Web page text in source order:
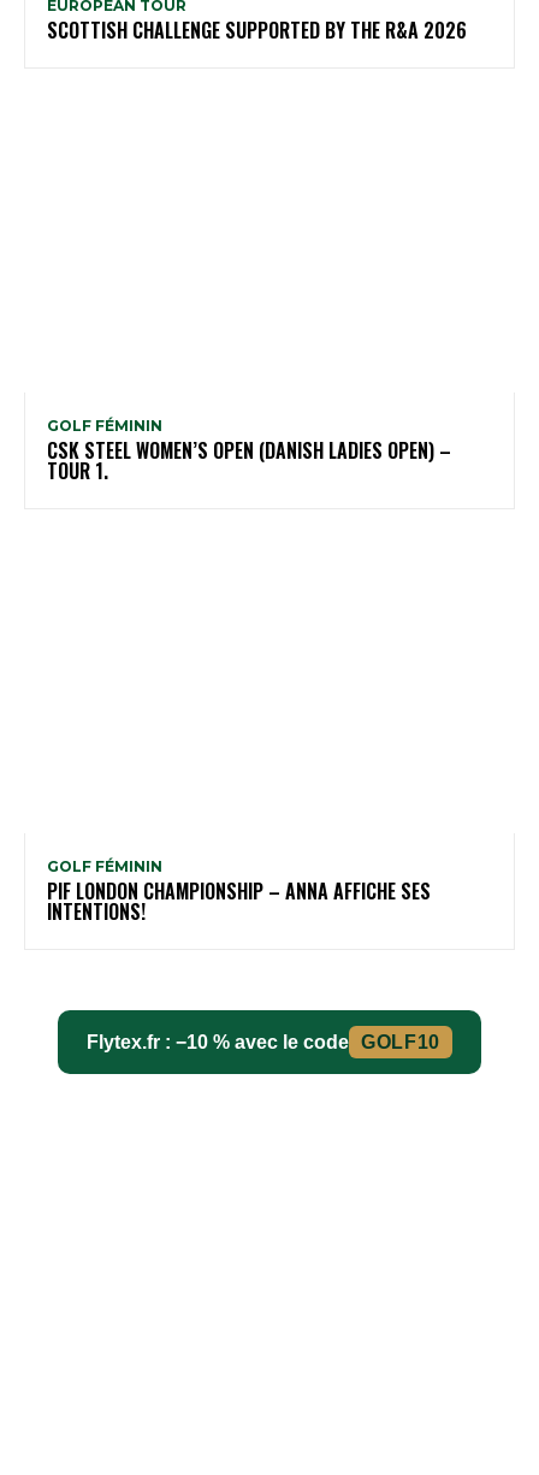
EUROPEAN TOUR
SCOTTISH CHALLENGE SUPPORTED BY THE R&A 2026
GOLF FÉMININ
CSK STEEL WOMEN’S OPEN (DANISH LADIES OPEN) –
TOUR 1.
GOLF FÉMININ
PIF LONDON CHAMPIONSHIP – ANNA AFFICHE SES
INTENTIONS!
Flytex.fr : −10 % avec le code GOLF10